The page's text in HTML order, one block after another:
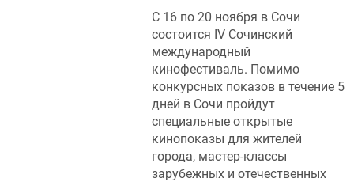
С 16 по 20 ноября в Сочи
состоится IV Сочинский
международный
кинофестиваль. Помимо
конкурсных показов в течение 5
дней в Сочи пройдут
специальные открытые
кинопоказы для жителей
города, мастер-классы
зарубежных и отечественных